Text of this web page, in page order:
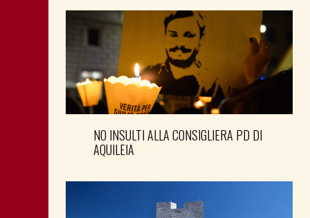
NO INSULTI ALLA CONSIGLIERA PD DI
AQUILEIA